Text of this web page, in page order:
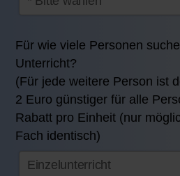
Für wie viele Personen
Unterricht?
(Für jede weitere Person ist
2 Euro günstiger für alle
Rabatt pro Einheit (nur
Fach identisch)